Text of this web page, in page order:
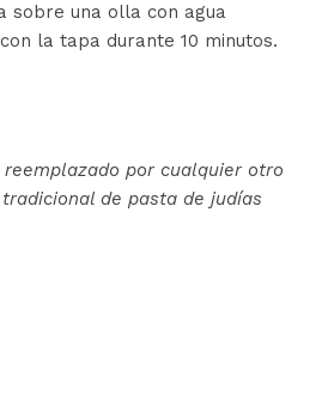
sobre una olla con agua
la tapa durante 10 minutos.
por cualquier otro
de pasta de judías